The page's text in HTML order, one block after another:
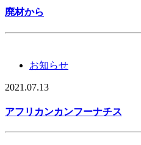
廃材から
お知らせ
2021.07.13
アフリカンカンフーナチス